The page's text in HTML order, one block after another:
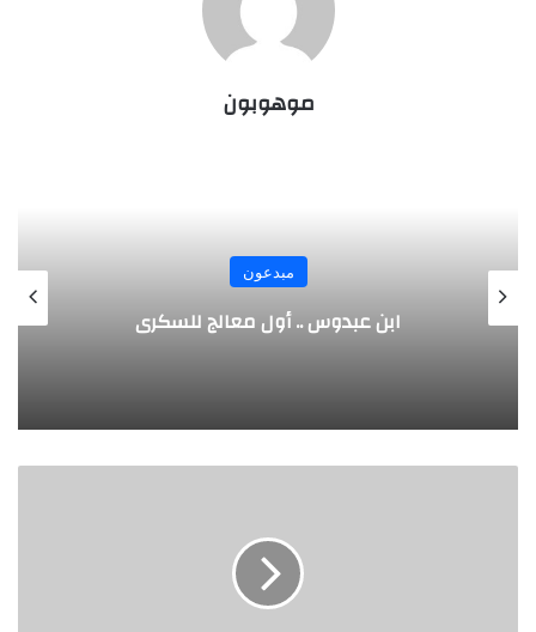
موهوبون
مبدعون
ابن عبدوس .. أول معالج للسكري